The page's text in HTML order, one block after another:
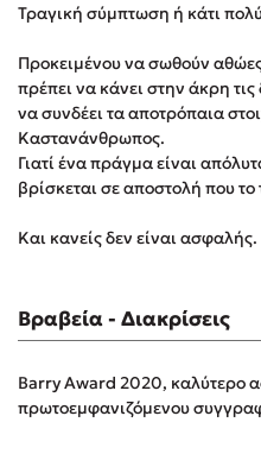
Teo Benedetti
Τζένη Κουτσοδημητροπούλου
Emily Henry
Ali Hazelwood
Cori Doerrfeld
Pierdomenico Baccalario
Δανάη Ιμπραχήμ
3 βιβλία βασισμένα σε
Τεστ: Ποιο αστυνομικό βιβλίο
Ο εθισμός των παιδιών στις
Τραγική σύμπτωση ή κάτι
Προκειμένου να σωθούν αθώες
πρέπει να κάνει στην άκρη
να συνδέει τα αποτρόπαια
Καστανάνθρωπος.
Γιατί ένα πράγμα είναι
βρίσκεται σε αποστολή που
Και κανείς δεν είναι ασφαλής.
Βραβεία - Διακρίσεις
Barry Award 2020, καλύτερο
πρωτοεμφανιζόμενου